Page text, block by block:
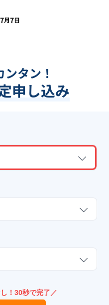
7月7日
タン！
申し込み
！30秒で完了／